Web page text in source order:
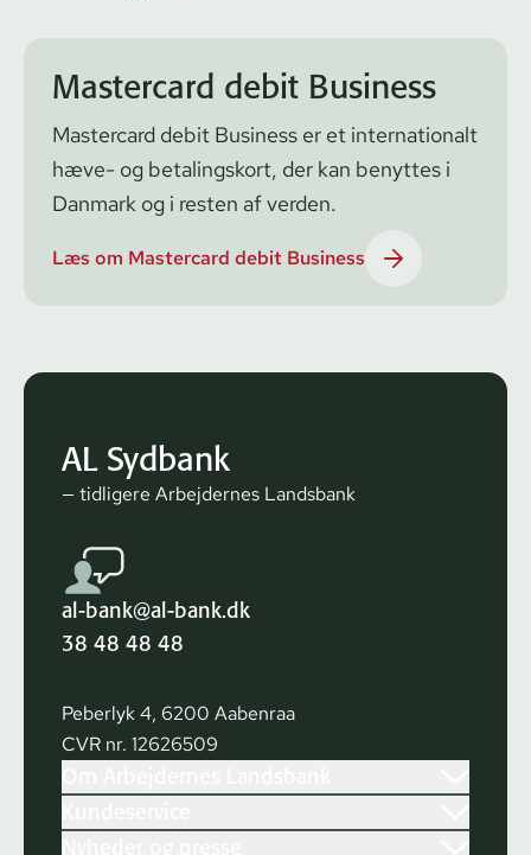
Mastercard debit Business
Mastercard debit Business er et internationalt
hæve- og betalingskort, der kan benyttes i
Danmark og i resten af verden.
Læs om Mastercard debit Business
AL Sydbank
— tidligere Arbejdernes Landsbank
al-bank@al-bank.dk
38 48 48 48
Peberlyk 4, 6200 Aabenraa
CVR nr. 12626509